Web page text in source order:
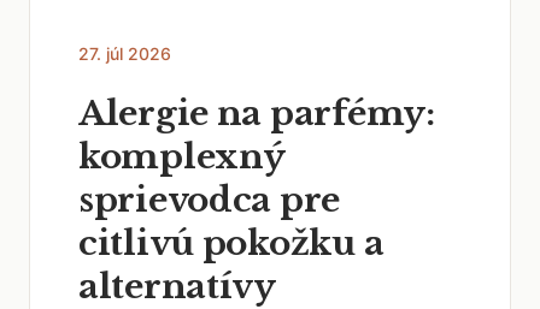
27. júl 2026
Alergie na parfémy:
komplexný
sprievodca pre
citlivú pokožku a
alternatívy